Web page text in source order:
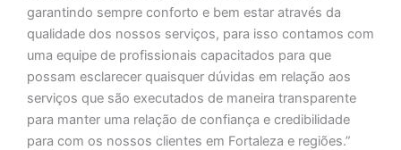
garantindo sempre conforto e bem estar através da
qualidade dos nossos serviços, para isso contamos com
uma equipe de profissionais capacitados para que
possam esclarecer quaisquer dúvidas em relação aos
serviços que são executados de maneira transparente
para manter uma relação de confiança e credibilidade
para com os nossos clientes em Fortaleza e regiões.”